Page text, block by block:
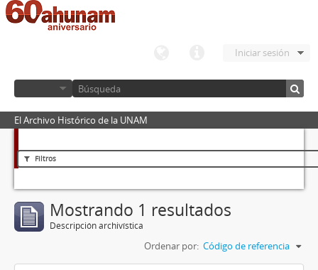
Iniciar sesión
El Archivo Histórico de la UNAM
Filtros
Mostrando 1 resultados
Descripción archivística
Ordenar por: Código de referencia